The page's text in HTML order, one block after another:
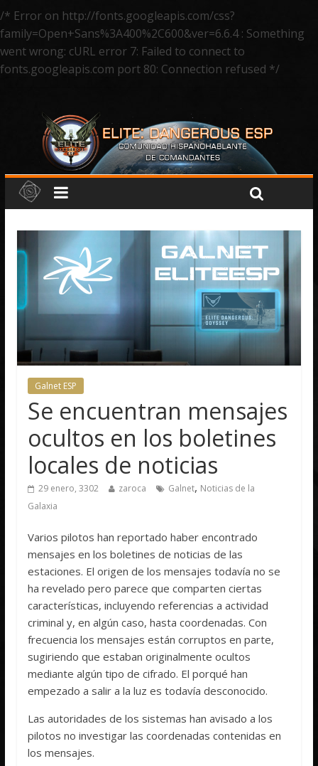
/* Error on http://fonts.googleapis.com/css?
family=Open+Sans%3A400%2C600&ver=6.6.4 : Something
went wrong: cURL error 7: Failed to connect to
fonts.googleapis.com port 80: Connection refused */
Galnet ESP
Se encuentran mensajes
ocultos en los boletines
locales de noticias
29 enero, 3302 zaroca Galnet, Noticias de la
Galaxia
Varios pilotos han reportado haber encontrado
mensajes en los boletines de noticias de las
estaciones. El origen de los mensajes todavía no se
ha revelado pero parece que comparten ciertas
características, incluyendo referencias a actividad
criminal y, en algún caso, hasta coordenadas. Con
frecuencia los mensajes están corruptos en parte,
sugiriendo que estaban originalmente ocultos
mediante algún tipo de cifrado. El porqué han
empezado a salir a la luz es todavía desconocido.
Las autoridades de los sistemas han avisado a los
pilotos no investigar las coordenadas contenidas en
los mensajes.